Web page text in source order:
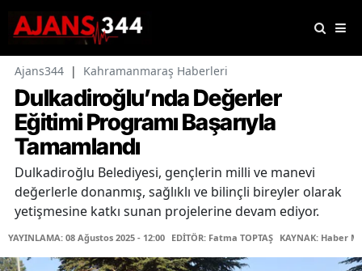
Ajans344 | Kahramanmaraş Haberleri
Dulkadiroğlu’nda Değerler
Eğitimi Programı Başarıyla
Tamamlandı
Dulkadiroğlu Belediyesi, gençlerin milli ve manevi
değerlerle donanmış, sağlıklı ve bilinçli bireyler olarak
yetişmesine katkı sunan projelerine devam ediyor.
YAYINLAMA: 08 Ağustos 2025 - 12:00 EDİTÖR: Fatma TOPTAŞ KAYNAK: Haber